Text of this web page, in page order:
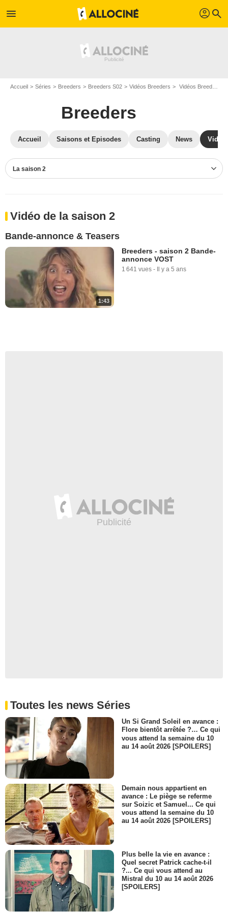
menu profil search
Accueil Séries Breeders Breeders S02 Vidéos Breeders Vidéos Breeders S02
Breeders
Accueil Saisons et Episodes Casting News
La saison 2
Vidéo de la saison 2
Bande-annonce & Teasers
1:43
Breeders - saison 2 Bande-
annonce VOST
1 641 vues - Il y a 5 ans
Toutes les news Séries
Un Si Grand Soleil en avance :
Flore bientôt arrêtée ?… Ce qui
vous attend la semaine du 10
au 14 août 2026 [SPOILERS]
Demain nous appartient en
avance : Le piège se referme
sur Soizic et Samuel... Ce qui
vous attend la semaine du 10
au 14 août 2026 [SPOILERS]
Plus belle la vie en avance :
Quel secret Patrick cache-t-il
?... Ce qui vous attend au
Mistral du 10 au 14 août 2026
[SPOILERS]